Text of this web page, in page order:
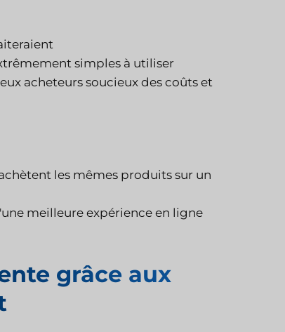
simples à utiliser
acheteurs soucieux des coûts et
les mêmes produits sur un
meilleure expérience en ligne
grâce aux